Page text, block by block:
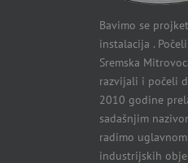
Bavimo se
instalacija .
Sremska
razvijali i počeli
2010 godine
sadašnjim
radimo
industrijskih